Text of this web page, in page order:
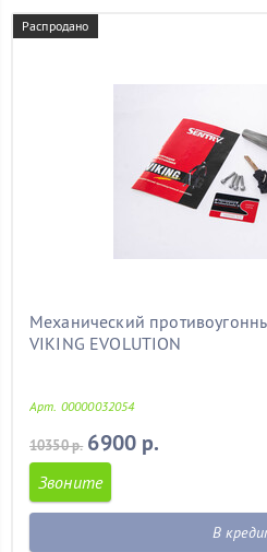
Распродано
Механический
VIKING EVOLUTION
Арт. 00000032054
10350 р. 6900 р.
Звоните
В